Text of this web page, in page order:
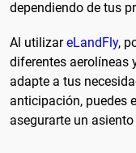
dependiendo de tus
Al utilizareLandFly,
diferentes aerolíneas
adapte a tus
anticipación, puedes
asegurarte un